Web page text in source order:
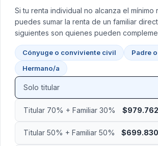
Si tu renta individual no alcanza el mínimo
puedes sumar la renta de un familiar
siguientes son quienes pueden
Cónyuge o conviviente civil
Padre
Hermano/a
Solo titular
Titular 70% + Familiar 30%
Titular 50% + Familiar 50%